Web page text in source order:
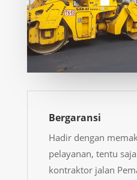
Bergaransi
Hadir dengan
pelayanan, tentu
kontraktor jalan